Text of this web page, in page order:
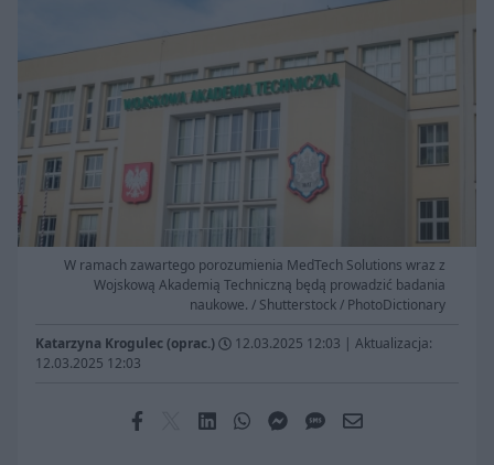
W ramach zawartego porozumienia MedTech Solutions wraz z
Wojskową Akademią Techniczną będą prowadzić badania
naukowe. / Shutterstock / PhotoDictionary
Katarzyna Krogulec (oprac.) 12.03.2025 12:03 | Aktualizacja:
12.03.2025 12:03